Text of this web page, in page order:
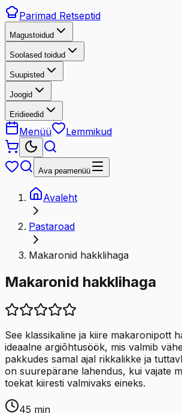
Parimad Retseptid
Magustoidud
Soolased toidud
Suupisted
Joogid
Eridieedid
Menüü Lemmikud
Ava peamenüü
Avaleht
Pastaroad
Makaronid hakklihaga
Makaronid hakklihaga
See klassikaline ja kiire makaronipott
ideaalne argiõhtusöök, mis valmib
pakkudes samal ajal rikkalikke ja
on suurepärane lahendus, kui vajate
toekat kiiresti valmivaks eineks.
45 min